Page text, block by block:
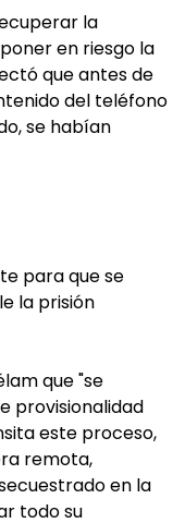
la
en riesgo la
que antes de
del teléfono
se habían
para que se
la prisión
que "se
provisionalidad
este proceso,
remota,
en la
todo su